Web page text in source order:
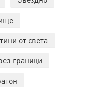
от света
граници